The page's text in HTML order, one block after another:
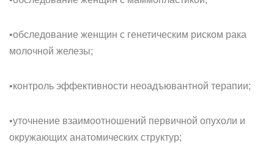
•обследование женщин с генетическим риском рака
молочной железы;
•контроль эффективности неоадъювантной терапии;
•уточнение взаимоотношений первичной опухоли и
окружающих анатомических структур;